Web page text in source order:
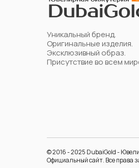
Уникальный бренд.
Оригинальные изделия.
Эксклюзивный образ.
Присутствие во всем
© 2016 - 2025 DubaiGold -
Официальный сайт. Все права